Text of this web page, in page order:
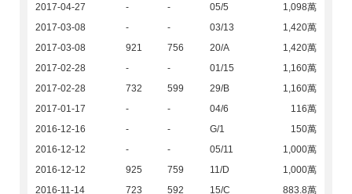
2017-04-27
- - 05/5
1,098萬
2017-03-08
- - 03/13
1,420萬
2017-03-08
921 756 20/A
1,420萬
2017-02-28
- - 01/15
1,160萬
2017-02-28
732 599 29/B
1,160萬
2017-01-17
- - 04/6
116萬
2016-12-16
- - G/1
150萬
2016-12-12
- - 05/11
1,000萬
2016-12-12
925 759 11/D
1,000萬
2016-11-14
723 592 15/C
883.8萬